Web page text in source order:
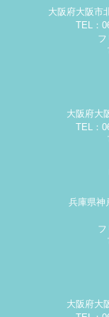
大阪府大阪市
TEL：
大阪府大
TEL：
兵庫県神
大阪府大